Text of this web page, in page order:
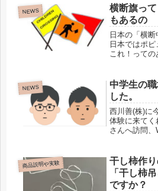
袋」です。よ
も言われてい
人の read
NEWS
横断旗っ
もあるの
日本の「横
日本ではポ
これ！っての
NEWS
中学生の
した。
西川善(株)に
体験に来てく
さんへ訪問
商品説明や実験
干し柿作
「干し柿
ですか？